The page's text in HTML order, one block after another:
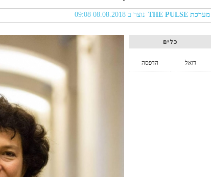
מערכת THE PULSE נוצר ב 08.08.2018 09:08
כלים
הדפסה דואל